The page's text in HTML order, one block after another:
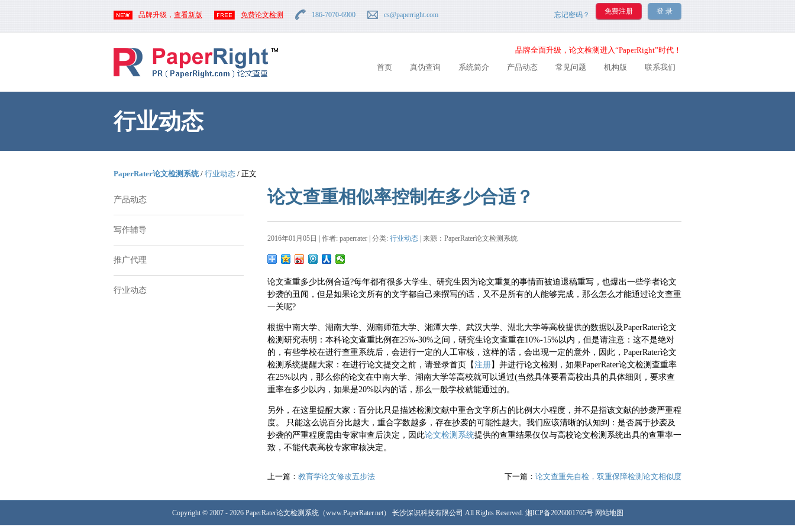
品牌升级， 查看新版 免费论文检测 186-7070-6900 cs@paperright.com 忘记密码？
品牌全面升级，论文检测进入“PaperRight”时代！
首页
真伪查询 系统简介 产品动态 常见问题 机构版 联系我们
行业动态
PaperRater论文检测系统/ 行业动态 / 正文
产品动态
写作辅导
推广代理
行业动态
论文查重相似率控制在多少合适？
2016年01月05日 | 作者: paperrater | 分类: 行业动态 | 来源：PaperRater论文检测系统
论文查重多少比例合适?每年都有很多大学生、研究生因为论文重复的事情而被迫退稿重写，也爆出一些学者论文
抄袭的丑闻，但是如果论文所有的文字都自己来撰写的话，又不是所有的人能够完成，那么怎么才能通过论文查重
一关呢?
根据中南大学、湖南大学、湖南师范大学、湘潭大学、武汉大学、湖北大学等高校提供的数据以及PaperRater论文
检测研究表明：本科论文查重比例在25%-30%之间，研究生论文查重在10%-15%以内，但是请注意：这不是绝对
的，有些学校在进行查重系统后，会进行一定的人工审核，这样的话，会出现一定的意外，因此，PaperRater论文
检测系统提醒大家：在进行论文提交之前，请登录首页【注册】并进行论文检测，如果PaperRater论文检测查重率
在25%以内，那么你的论文在中南大学、湖南大学等高校就可以通过(当然具体要看高校出具的具体细则，要求查
重率在多少以内，如果是20%以内的话，那么一般学校就能通过的。
另外，在这里提醒大家：百分比只是描述检测文献中重合文字所占的比例大小程度，并不是指该文献的抄袭严重程
度。 只能这么说百分比越大，重合字数越多，存在抄袭的可能性越大。我们应该清晰的认知到：是否属于抄袭及
抄袭的严重程度需由专家审查后决定，因此论文检测系统提供的查重结果仅仅与高校论文检测系统出具的查重率一
致，不能代表高校专家审核决定。
上一篇： 教育学论文修改五步法 下一篇： 论文查重先自检，双重保障检测论文相似度
Copyright © 2007 - 2026 PaperRater论文检测系统（www.PaperRater.net） 长沙深识科技有限公司 All Rights Reserved. 湘ICP备2026001765号 网站地图